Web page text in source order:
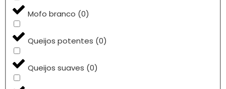
Mofo branco (0)
Queijos potentes (0)
Queijos suaves (0)